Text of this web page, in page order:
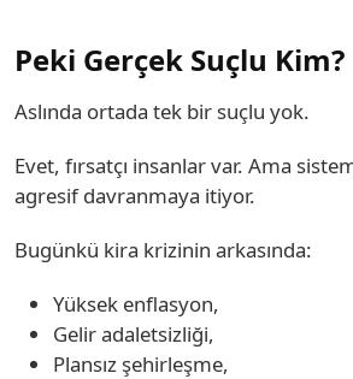
Peki Gerçek Suçlu Kim?
Aslında ortada tek bir suçlu yok.
Evet, fırsatçı insanlar var. Ama
agresif davranmaya itiyor.
Bugünkü kira krizinin arkasında:
Yüksek enflasyon,
Gelir adaletsizliği,
Plansız şehirleşme,